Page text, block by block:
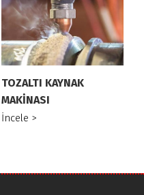
TOZALTI KAYNAK
MAKİNASI
İncele >